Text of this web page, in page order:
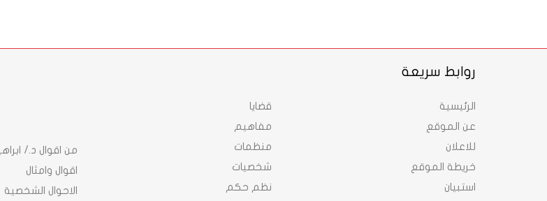
روابط سريعة
الرئيسية
عن الموقع
للاعلان
خريطة الموقع
استبيان
قضايا
مفاهيم
منظمات
شخصيات
نظم حكم
من اقوال د./
اقوال وامثال
الاحوال الشخصية